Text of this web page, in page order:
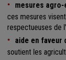
mesures
ces mesures
respectueuses de
aide en faveur
soutient les